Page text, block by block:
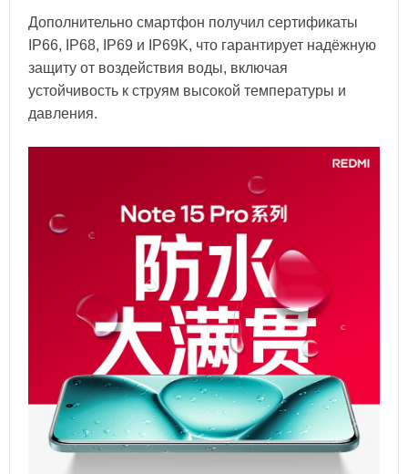
Дополнительно смартфон получил сертификаты
IP66, IP68, IP69 и IP69K, что гарантирует надёжную
защиту от воздействия воды, включая
устойчивость к струям высокой температуры и
давления.